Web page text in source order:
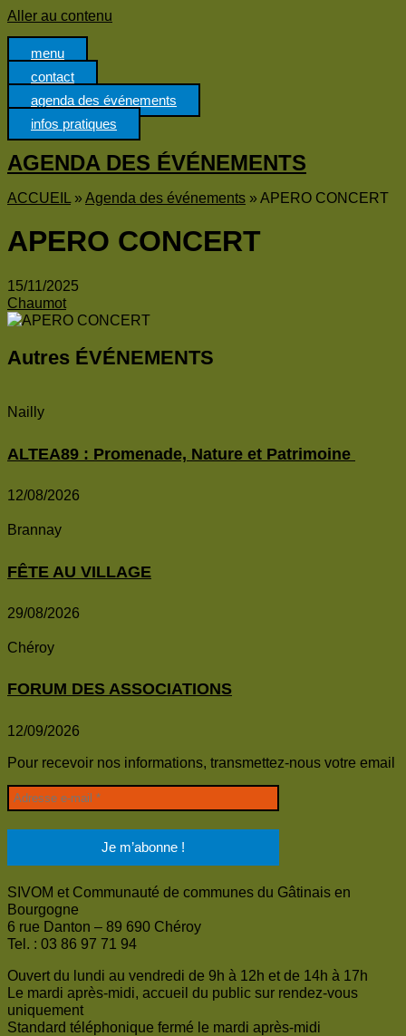
Panneau de gestion des cookies
Aller au contenu
menu
contact
agenda des événements
infos pratiques
AGENDA DES ÉVÉNEMENTS
ACCUEIL »Agenda des événements »APERO CONCERT
APERO CONCERT
15/11/2025
Chaumot
Autres ÉVÉNEMENTS
Nailly
ALTEA89 : Promenade, Nature et Patrimoine
12/08/2026
Brannay
FÊTE AU VILLAGE
29/08/2026
Chéroy
FORUM DES ASSOCIATIONS
12/09/2026
Pour recevoir nos informations, transmettez-nous votre email
SIVOM et Communauté de communes du Gâtinais en
Bourgogne
6 rue Danton – 89 690 Chéroy
Tel. : 03 86 97 71 94
Ouvert du lundi au vendredi de 9h à 12h et de 14h à 17h
Le mardi après-midi, accueil du public sur rendez-vous
uniquement
Standard téléphonique fermé le mardi après-midi